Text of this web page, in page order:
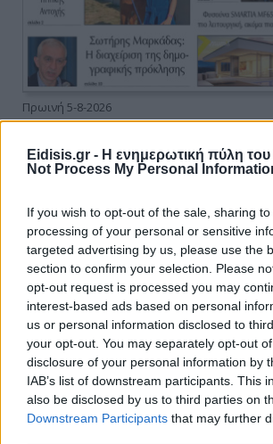
Eidisis.gr - Η ενημερωτική πύλη του
Not Process My Personal
If you wish to opt-out of the sale, sharing
processing of your personal or sensitive
targeted advertising by us, please use the
section to confirm your selection. Please
opt-out request is processed you may
interest-based ads based on personal
us or personal information disclosed to
your opt-out. You may separately opt-out
disclosure of your personal information by
IAB’s list of downstream participants. This
also be disclosed by us to third parties on
Downstream Participants that may further
Πρωινή 5-8-2026
Ειδήσεις